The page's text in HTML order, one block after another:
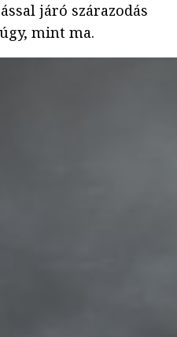
járó szárazodás
mint ma.